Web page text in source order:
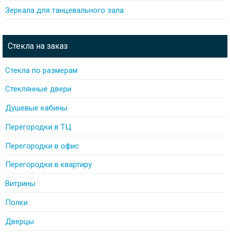
Зеркала для танцевального зала
Стекла на заказ
Стекла по размерам
Стеклянные двери
Душевые кабины
Перегородки в ТЦ
Перегородки в офис
Перегородки в квартиру
Витрины
Полки
Дверцы